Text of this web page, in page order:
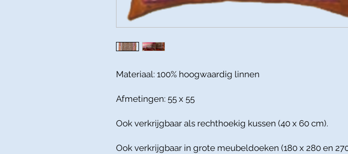
Materiaal: 100% hoogwaardig linnen
Afmetingen: 55 x 55
Ook verkrijgbaar als rechthoekig kussen (40 x 60 cm).
Ook verkrijgbaar in grote meubeldoeken (180 x 280 en